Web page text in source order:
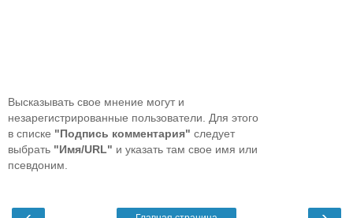
Высказывать свое мнение могут и
незарегистрированные пользователи. Для этого
в списке "Подпись комментария" следует
выбрать "Имя/URL" и указать там свое имя или
псевдоним.